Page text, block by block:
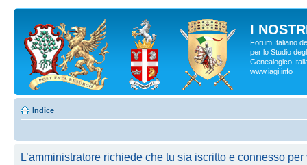
I
Forum Italiano
per lo Studio
Genealogico
www.iagi.info
Indice
L’amministratore richiede che tu sia iscritto e connesso